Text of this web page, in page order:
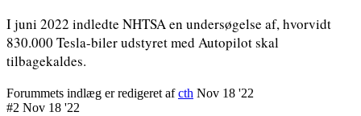
I juni 2022 indledte NHTSA en undersøgelse af, hvorvidt
830.000 Tesla-biler udstyret med Autopilot skal
tilbagekaldes.
Forummets indlæg er redigeret afcth Nov 18 '22
#2 Nov 18 '22